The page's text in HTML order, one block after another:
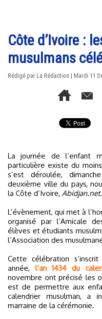
Côte d’Ivoire :
musulmans
Rédigé par La Rédaction | Mardi 11
La journée de l’enfant musulman. Si, si, cette journée
particulière existe du
s’est déroulée,
deuxième ville du pays,
la Côte d’Ivoire, Abidjan.net.
L’évènement, qui met à
organisé par l’Amicale
élèves et étudiants
l’Association des
Cette célébration
année, l’an 1434 du
novembre ont précisé les
est de permettre aux
calendrier musulman, a
marraine de la cérémonie.